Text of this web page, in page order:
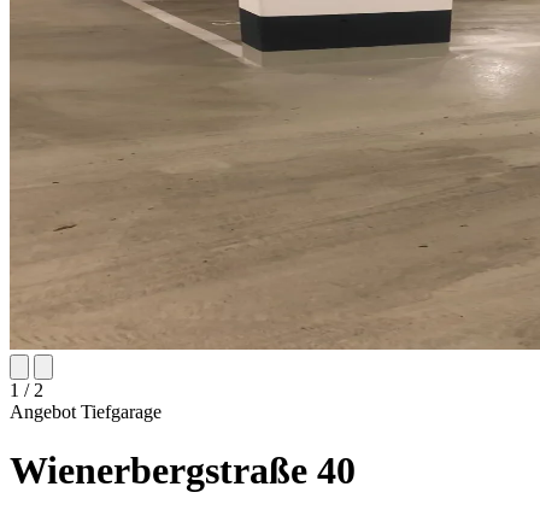
1 / 2
Angebot Tiefgarage
Wienerbergstraße 40